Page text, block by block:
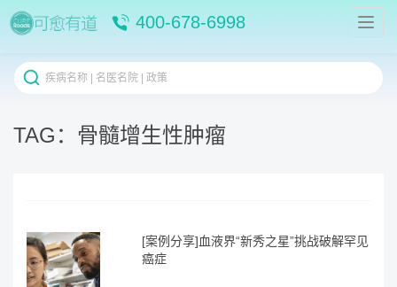
400-678-6998
TAG：骨髓增生性肿瘤
[案例分享]血液界“新秀之星”挑战破解罕见
癌症